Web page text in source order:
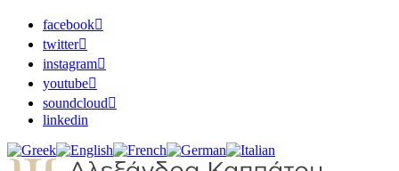
facebook
twitter
instagram
youtube
soundcloud
linkedin